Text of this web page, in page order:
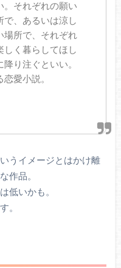
。それぞれの願い
で、あるいは涼し
場所で、それぞれ
しく暮らしてほし
り注ぐといい。
愛小説。
うイメージとはかけ離
作品。
低いかも。
。